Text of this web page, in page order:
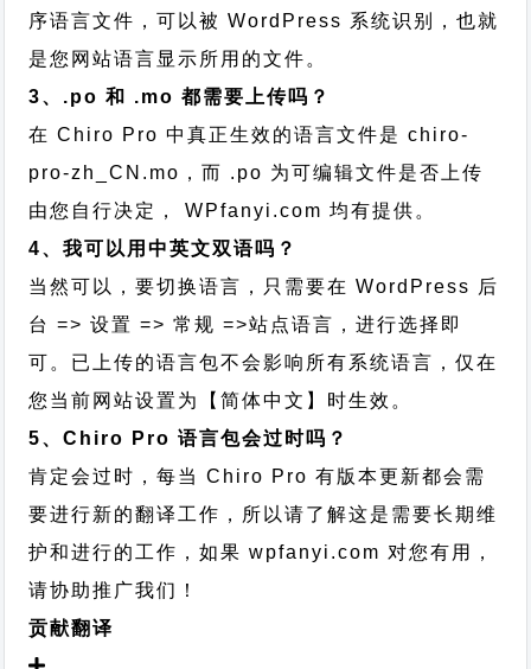
序语言文件，可以被 WordPress 系统识别，也就
是您网站语言显示所用的文件。
3、.po 和 .mo 都需要上传吗？
在 Chiro Pro 中真正生效的语言文件是 chiro-
pro-zh_CN.mo，而 .po 为可编辑文件是否上传
由您自行决定， WPfanyi.com 均有提供。
4、我可以用中英文双语吗？
当然可以，要切换语言，只需要在 WordPress 后
台 => 设置 => 常规 =>站点语言，进行选择即
可。已上传的语言包不会影响所有系统语言，仅在
您当前网站设置为【简体中文】时生效。
5、Chiro Pro 语言包会过时吗？
肯定会过时，每当 Chiro Pro 有版本更新都会需
要进行新的翻译工作，所以请了解这是需要长期维
护和进行的工作，如果 wpfanyi.com 对您有用，
请协助推广我们！
贡献翻译